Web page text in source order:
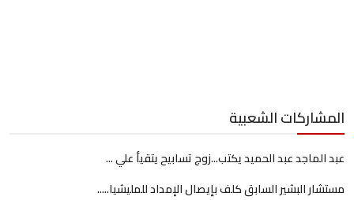
المشاركات الشعبية
عبد الماجد عبد الحميد يكتب...زوج تسابيح يتقيأ علي ...
مستشار البشير السابق كلف بإيصال الإمداد للمليشيا.....